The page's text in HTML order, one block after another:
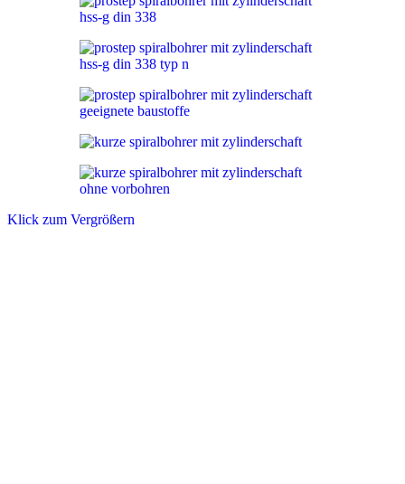
Klick zum Vergrößern